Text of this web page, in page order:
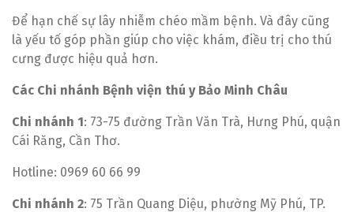
Để hạn chế sự lây nhiễm chéo mầm bệnh. Và đây cũng
là yếu tố góp phần giúp cho việc khám, điều trị cho thú
cưng được hiệu quả hơn.
Các Chi nhánh Bệnh viện thú y Bảo Minh Châu
Chi nhánh 1: 73-75 đường Trần Văn Trà, Hưng Phú, quận
Cái Răng, Cần Thơ.
Hotline: 0969 60 66 99
Chi nhánh 2: 75 Trần Quang Diệu, phường Mỹ Phú, TP.